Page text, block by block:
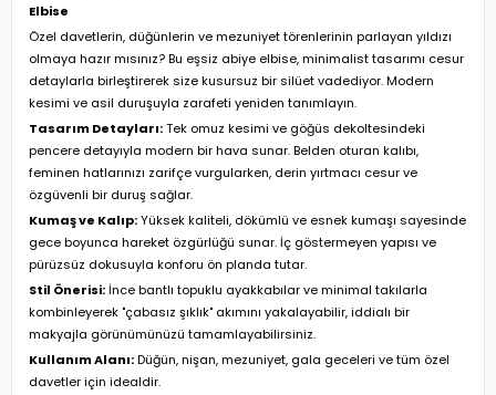
Elbise
Özel davetlerin, düğünlerin ve mezuniyet törenlerinin parlayan yıldızı
olmaya hazır mısınız? Bu eşsiz abiye elbise, minimalist tasarımı cesur
detaylarla birleştirerek size kusursuz bir silüet vadediyor. Modern
kesimi ve asil duruşuyla zarafeti yeniden tanımlayın.
Tasarım Detayları:Tek omuz kesimi ve göğüs dekoltesindeki
pencere detayıyla modern bir hava sunar. Belden oturan kalıbı,
feminen hatlarınızı zarifçe vurgularken, derin yırtmacı cesur ve
özgüvenli bir duruş sağlar.
Kumaş ve Kalıp:Yüksek kaliteli, dökümlü ve esnek kumaşı sayesinde
gece boyunca hareket özgürlüğü sunar. İç göstermeyen yapısı ve
pürüzsüz dokusuyla konforu ön planda tutar.
Stil Önerisi:İnce bantlı topuklu ayakkabılar ve minimal takılarla
kombinleyerek "çabasız şıklık" akımını yakalayabilir, iddialı bir
makyajla görünümünüzü tamamlayabilirsiniz.
Kullanım Alanı:Düğün, nişan, mezuniyet, gala geceleri ve tüm özel
davetler için idealdir.